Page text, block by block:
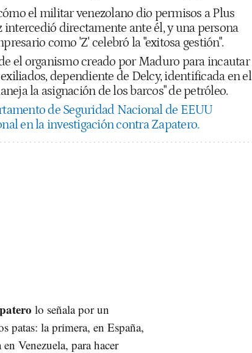
el militar venezolano dio permisos a Plus
directamente ante él, y una persona
como 'Z' celebró la "exitosa gestión".
el organismo creado por Maduro para incautar
dependiente de Delcy, identificada en el
la asignación de los barcos" de petróleo.
de Seguridad Nacional de EEUU
en la investigación contra Zapatero.
lo señala por un
patas: la primera, en España,
Venezuela, para hacer